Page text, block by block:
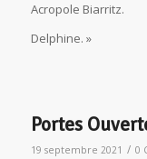
Acropole Biarritz.
Delphine. »
Portes
19 septembre 2021 / 0